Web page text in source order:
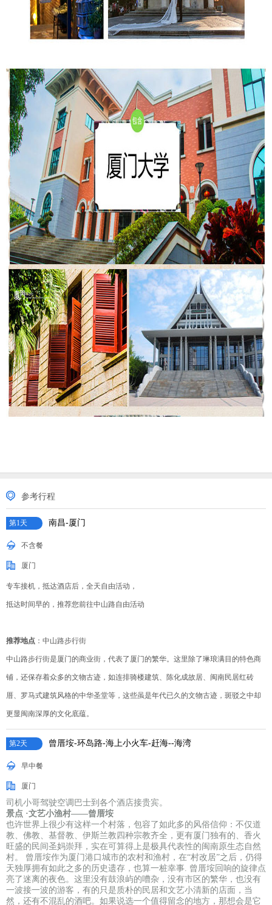
参考行程
第1天 南昌-厦门
不含餐
厦门
专车接机，抵达酒店后，全天自由活动，
抵达时间早的，推荐您前往中山路自由活动
推荐地点 ：中山路步行街
中山路步行街是厦门的商业街，代表了厦门的繁华。这里除了琳琅满目的特色商
铺，还保存着众多的文物古迹，如连排骑楼建筑、陈化成故居、闽南民居红砖
厝、罗马式建筑风格的中华圣堂等，这些虽是年代已久的文物古迹，斑驳之中却
更显闽南深厚的文化底蕴。
第2天 曾厝垵-环岛路-海上小火车-赶海--海湾
早中餐
厦门
司机小哥驾驶空调巴士到各个酒店接贵宾。
景点 ·文艺小渔村——曾厝垵
也许世界上很少有这样一个村落，包容了如此多的风俗信仰：不仅道
教、佛教、基督教、伊斯兰教四种宗教齐全，更有厦门独有的、香火
旺盛的民间圣妈崇拜，实在可算得上是极具代表性的闽南原生态自然
村。 曾厝垵作为厦门港口城市的农村和渔村，在“村改居”之后，仍得
天独厚拥有如此之多的历史遗存，也算一桩幸事. 曾厝垵回响的旋律点
亮了迷离的夜色。这里没有鼓浪屿的嘈杂，没有市区的繁华，也没有
一波接一波的游客，有的只是质朴的民居和文艺小清新的店面，当
然，还有不混乱的酒吧。如果说选一个值得留念的地方，那想会是它